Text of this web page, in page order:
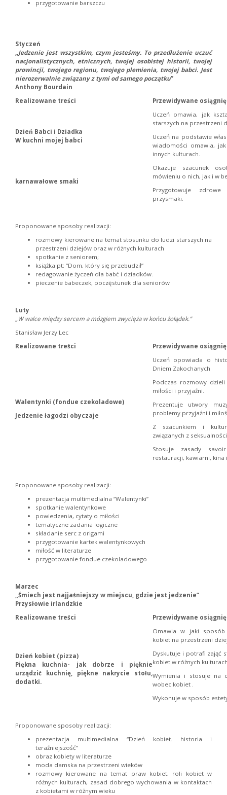
przygotowanie barszczu
Styczeń
„Jedzenie jest wszystkim, czym jesteśmy. To przedłużenie uczuć
nacjonalistycznych, etnicznych, twojej osobistej historii, twojej
prowincji, twojego regionu, twojego plemienia, twojej babci. Jest
nierozerwalnie związany z tymi od samego początku”
Anthony Bourdain
Realizowane treści
Przewidywane
Dzień Babci i Dziadka
W kuchni mojej babci
karnawałowe smaki
Uczeń omawia, jak
starszych na przestrzeni
Uczeń na podstawie
wiadomości omawia,
innych kulturach.
Okazuje szacunek
mówieniu o nich, jak i w
Przygotowuje
przysmaki.
Proponowane sposoby realizacji:
rozmowy kierowane na temat stosunku do ludzi starszych na
przestrzeni dziejów oraz w różnych kulturach
spotkanie z seniorem;
książka pt: “Dom, który się przebudził”
redagowanie życzeń dla babć i dziadków.
pieczenie babeczek, poczęstunek dla seniorów
Luty
„W walce między sercem a mózgiem zwycięża w końcu żołądek.”
Stanisław Jerzy Lec
Realizowane treści
Przewidywane
Walentynki (fondue czekoladowe)
Jedzenie łagodzi obyczaje
Uczeń opowiada o
Dniem Zakochanych
Podczas rozmowy
miłości i przyjaźni.
Prezentuje utwory
problemy przyjaźni i
Z szacunkiem i
związanych z
Stosuje zasady
restauracji, kawiarni, kina
Proponowane sposoby realizacji:
prezentacja multimedialna “Walentynki”
spotkanie walentynkowe
powiedzenia, cytaty o miłości
tematyczne zadania logiczne
składanie serc z origami
przygotowanie kartek walentynkowych
miłość w literaturze
przygotowanie fondue czekoladowego
Marzec
„Śmiech jest najjaśniejszy w miejscu, gdzie jest jedzenie”
Przysłowie irlandzkie
Realizowane treści
Przewidywane
Dzień kobiet (pizza)
Piękna kuchnia- jak dobrze i pięknie
urządzić kuchnię, piękne nakrycie stołu,
dodatki.
Omawia w jaki sposób
kobiet na przestrzeni
Dyskutuje i potrafi zająć
kobiet w różnych
Wymienia i stosuje na
wobec kobiet .
Wykonuje w sposób
Proponowane sposoby realizacji:
prezentacja multimedialna “Dzień kobiet. historia i
teraźniejszość”
obraz kobiety w literaturze
moda damska na przestrzeni wieków
rozmowy kierowane na temat praw kobiet, roli kobiet w
różnych kulturach, zasad dobrego wychowania w kontaktach
z kobietami w różnym wieku